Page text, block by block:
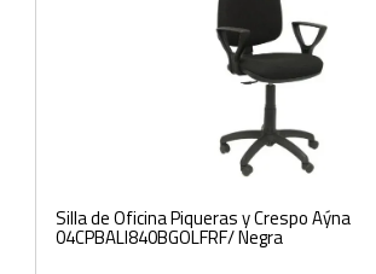
Silla de Oficina Piqueras y Crespo Aýna
04CPBALI840BGOLFRF/ Negra